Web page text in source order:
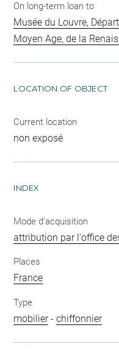
On long-term loan to
Musée du Louvre,
Moyen Age, de la
LOCATION OF OBJECT
Current location
non exposé
INDEX
Mode d'acquisition
attribution par l'office
Places
France
Type
mobilier-chiffonnier